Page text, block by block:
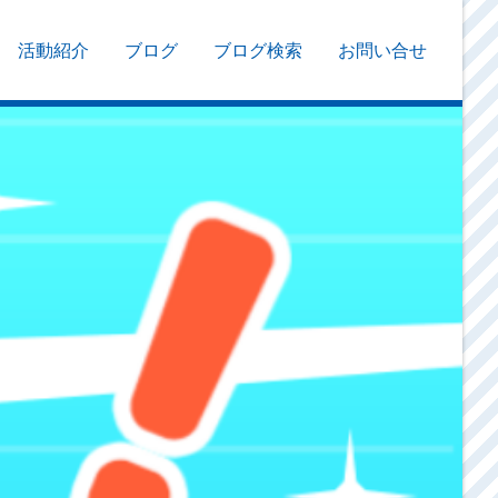
活動紹介 ブログ ブログ検索 お問い合せ